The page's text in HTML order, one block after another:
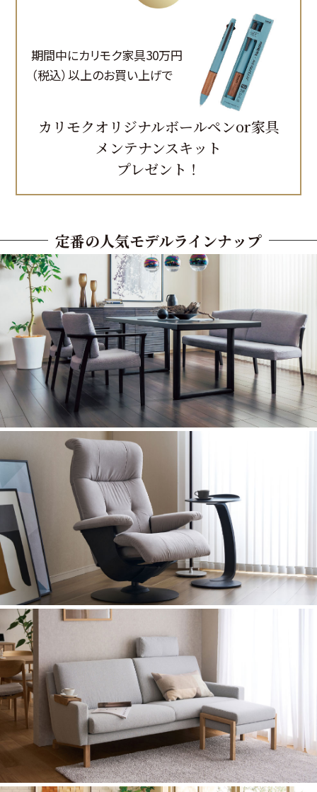
期間中にカリモク家具30万円
（税込）以上のお買い上げで
カリモクオリジナルボールペンor家具
メンテナンスキット
プレゼント！
定番の人気モデルラインナップ